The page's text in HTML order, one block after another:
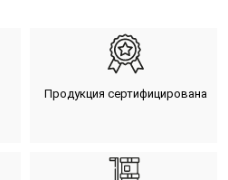
Продукция сертифицирована